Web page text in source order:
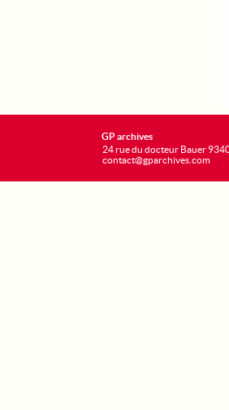
GP archives
24 rue du docteur Bauer
contact@gparchives.com